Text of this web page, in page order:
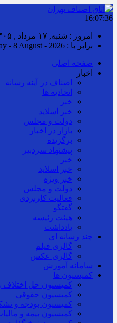
16:07:36
امروز : شنبه, ۱۷ مرداد , ۱۴۰۵
برابر با : Saturday - 8 August - 2026
صفحه اصلی
اخبار
اصناف در آینه رسانه
اتحادیه ها
خبر
خبر اسلايد
دولت و مجلس
بازار در اخبار
برگزیده
پیشنهاد سردبیر
خبر
خبر اسلايد
خبر ویژه
دولت و مجلس
فعالیت کاربردی
گفتگو
هیئت رئیسه
یادداشت
چند رسانه ای
گالری فیلم
گالری عکس
سامانه آموزش
کمیسیون ها
کمیسیون حل
کمیسیون حقوقی
کمیسیون بودجه و
کمیسیون بیمه و